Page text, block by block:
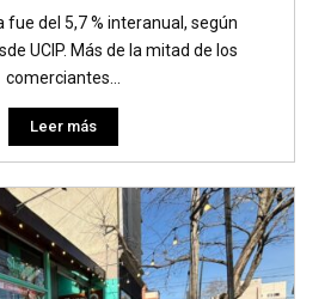
fue del 5,7 % interanual, según
UCIP. Más de la mitad de los
comerciantes...
Leer más